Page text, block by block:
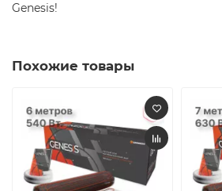
Genesis!
Похожие товары